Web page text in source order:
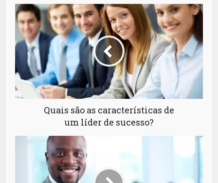
Quais são as características de
um líder de sucesso?